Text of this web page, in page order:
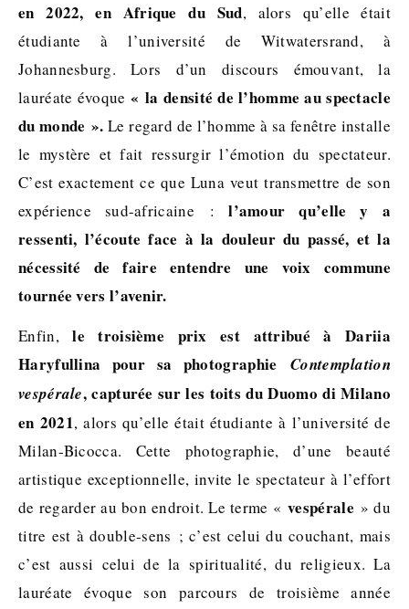
en 2022, en Afrique du Sud, alors qu’elle était
étudiante à l’université de Witwatersrand, à
Johannesburg. Lors d’un discours émouvant, la
lauréate évoque « la densité de l’homme au spectacle
du monde ». Le regard de l’homme à sa fenêtre installe
le mystère et fait ressurgir l’émotion du spectateur.
C’est exactement ce que Luna veut transmettre de son
expérience sud-africaine :l’amour qu’elle y a
ressenti, l’écoute face à la douleur du passé, et la
nécessité de faire entendre une voix commune
tournée vers l’avenir.
Enfin,le troisième prix est attribué à Dariia
Haryfullina pour sa photographieContemplation
vespérale, capturée sur les toits du Duomo di Milano
en 2021, alors qu’elle était étudiante à l’université de
Milan-Bicocca. Cette photographie, d’une beauté
artistique exceptionnelle, invite le spectateur à l’effort
de regarder au bon endroit. Le terme «vespérale » du
titre est à double-sens ; c’est celui du couchant, mais
c’est aussi celui de la spiritualité, du religieux. La
lauréate évoque son parcours de troisième année